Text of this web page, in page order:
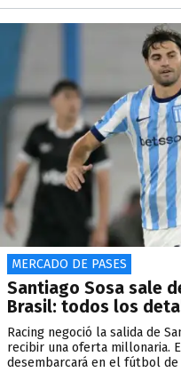
MERCADO DE PASES
Santiago Sosa sale
Brasil: todos los
Racing negoció la salida de
recibir una oferta millonaria.
desembarcará en el fútbol de